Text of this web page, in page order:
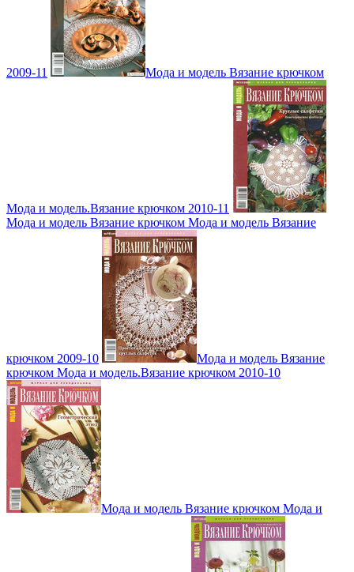
2009-11 Мода и модель Вязание крючком
Мода и модель.Вязание крючком 2010-11
Мода и модель Вязание крючком Мода и модель Вязание
крючком 2009-10
Мода и модель Вязание
крючком Мода и модель.Вязание крючком 2010-10
Мода и модель Вязание крючком Мода и